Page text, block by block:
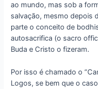
ao mundo, mas sob a
salvação, mesmo depois
parte o conceito de
autosacrifica (o sacro
Buda e Cristo o fizeram.
Por isso é chamado o
Logos, se bem que o